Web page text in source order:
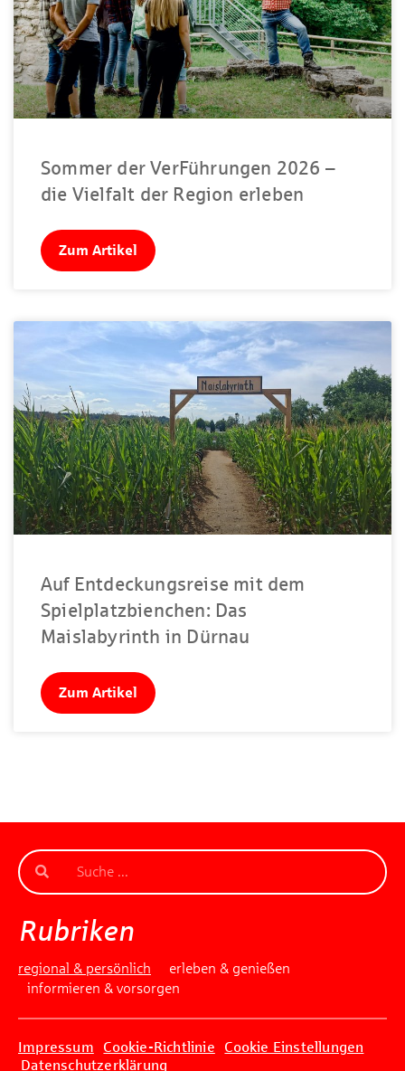
Sommer der VerFührungen 2026 –
die Vielfalt der Region erleben
Zum Artikel
Auf Entdeckungsreise mit dem
Spielplatzbienchen: Das
Maislabyrinth in Dürnau
Zum Artikel
Rubriken
regional & persönlich
erleben & genießen
informieren & vorsorgen
Impressum Cookie-Richtlinie
Cookie Einstellungen
Datenschutzerklärung